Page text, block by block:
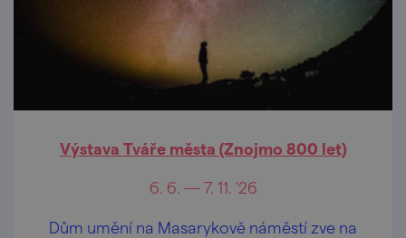
Výstava Tváře města (Znojmo 800 let)
6. 6. — 7. 11. '26
Dům umění na Masarykově náměstí zve na